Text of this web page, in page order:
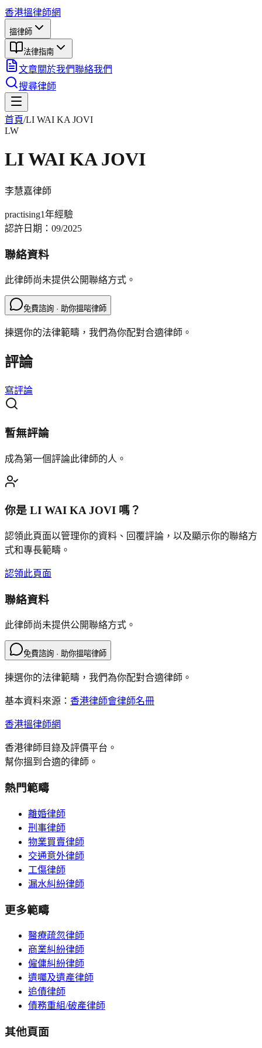
香港搵律師網
搵律師
法律指南
文章關於我們聯絡我們
搜尋律師
首頁/LI WAI KA JOVI
LW
LI WAI KA JOVI
李慧嘉律師
practising1年經驗
認許日期： 09/2025
聯絡資料
此律師尚未提供公開聯絡方式。
免費諮詢 · 助你搵啱律師
揀選你的法律範疇，我們為你配對合適律師。
評論
寫評論
暫無評論
成為第一個評論此律師的人。
你是 LI WAI KA JOVI 嗎？
認領此頁面以管理你的資料、回覆評論，以及顯示你的聯絡方
式和專長範疇。
認領此頁面
聯絡資料
此律師尚未提供公開聯絡方式。
免費諮詢 · 助你搵啱律師
揀選你的法律範疇，我們為你配對合適律師。
基本資料來源： 香港律師會律師名冊
香港搵律師網
香港律師目錄及評價平台。
幫你搵到合適的律師。
熱門範疇
離婚律師
刑事律師
物業買賣律師
交通意外律師
工傷律師
漏水糾紛律師
更多範疇
醫療疏忽律師
商業糾紛律師
僱傭糾紛律師
遺囑及遺產律師
追債律師
債務重組/破產律師
其他頁面